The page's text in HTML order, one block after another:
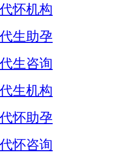
怀机构
生助孕
生咨询
生机构
怀助孕
怀咨询